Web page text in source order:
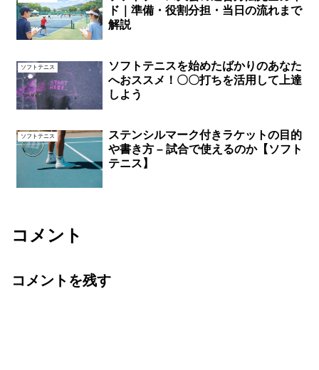
ド｜準備・役割分担・当日の流れまで
解説
ソフトテニス
ソフトテニスを始めたばかりのあなた
へおススメ！〇〇打ちを活用して上達
しよう
ソフトテニス
ステンシルマーク付きラケットの目的
や書き方 – 試合で使えるのか【ソフト
テニス】
コメント
コメントを残す